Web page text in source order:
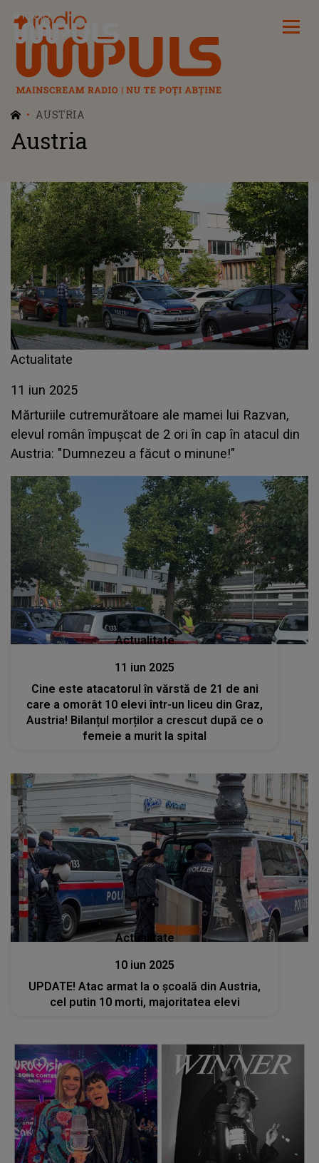
Radio Impuls
AUSTRIA
Austria
Actualitate
11 iun 2025
Mărturiile cutremurătoare ale mamei lui Razvan,
elevul român împușcat de 2 ori în cap în atacul din
Austria: "Dumnezeu a făcut o minune!"
Actualitate
11 iun 2025
Cine este atacatorul în vărstă de 21 de ani
care a omorât 10 elevi într-un liceu din Graz,
Austria! Bilanțul morților a crescut după ce o
femeie a murit la spital
Actualitate
10 iun 2025
UPDATE! Atac armat la o școală din Austria,
cel putin 10 morti, majoritatea elevi